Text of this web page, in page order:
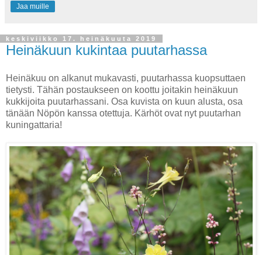
Jaa muille
keskiviikko 17. heinäkuuta 2019
Heinäkuun kukintaa puutarhassa
Heinäkuu on alkanut mukavasti, puutarhassa kuopsuttaen
tietysti. Tähän postaukseen on koottu joitakin heinäkuun
kukkijoita puutarhassani. Osa kuvista on kuun alusta, osa
tänään Nöpön kanssa otettuja. Kärhöt ovat nyt puutarhan
kuningattaria!